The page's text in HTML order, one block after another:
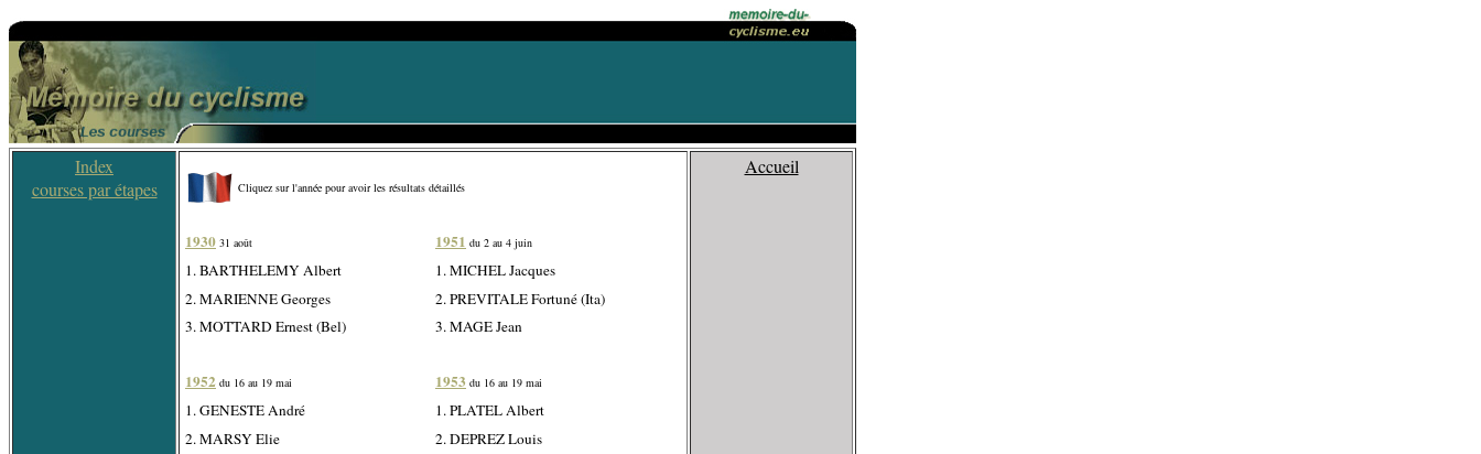
Index
courses par étapes
Cliquez sur l'année pour avoir les résultats détaillés
1930 31 août
1. BARTHELEMY Albert
2. MARIENNE Georges
3. MOTTARD Ernest (Bel)
1952 du 16 au 19 mai
1. GENESTE André
2. MARSY Elie
1951 du 2 au 4 juin
1. MICHEL Jacques
2. PREVITALE Fortuné (Ita)
3. MAGE Jean
1953 du 16 au 19 mai
1. PLATEL Albert
2. DEPREZ Louis
Accueil